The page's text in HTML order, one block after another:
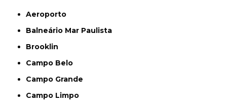
Aeroporto
Balneário Mar Paulista
Brooklin
Campo Belo
Campo Grande
Campo Limpo